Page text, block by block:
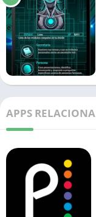
APPS